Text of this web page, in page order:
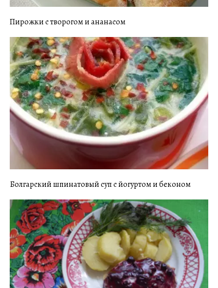
Пирожки с творогом и ананасом
Болгарский шпинатовый суп с йогуртом и беконом